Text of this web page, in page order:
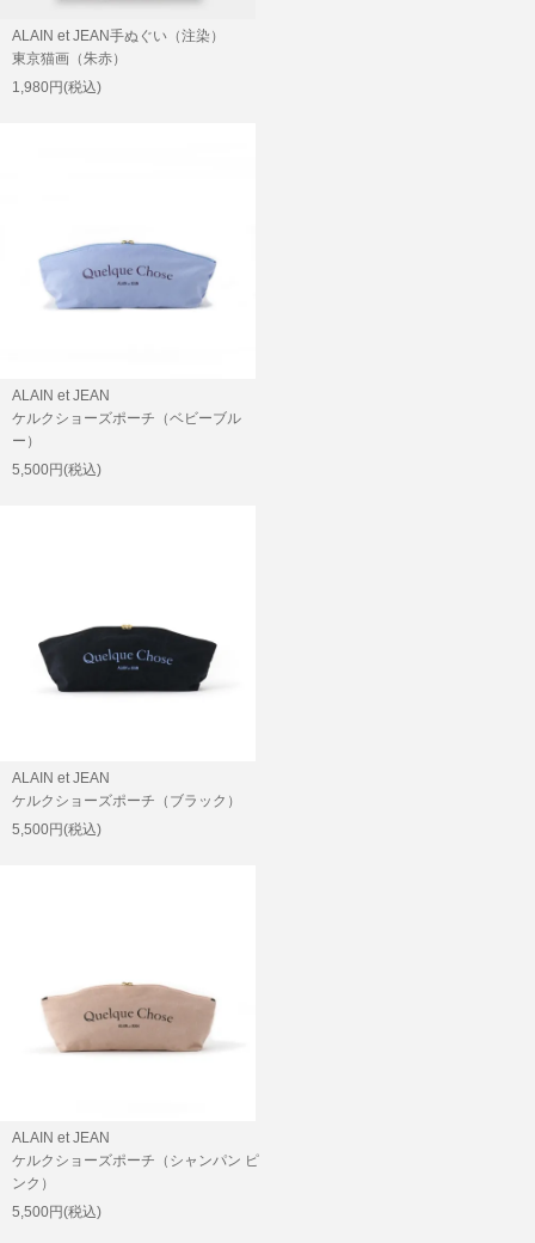
ALAIN et JEAN手ぬぐい（注染）
東京猫画（朱赤）
1,980円(税込)
ALAIN et JEAN
ケルクショーズポーチ（ベビーブル
ー）
5,500円(税込)
ALAIN et JEAN
ケルクショーズポーチ（ブラック）
5,500円(税込)
ALAIN et JEAN
ケルクショーズポーチ（シャンパン ピ
ンク）
5,500円(税込)